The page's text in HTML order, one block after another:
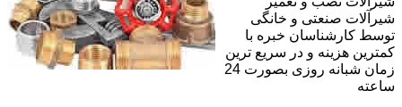
شیرآلات صنعتی و خانگی
توسط کارشناسان خبره با
کمترین هزینه و در سریع ترین
زمان شبانه روزی بصورت 24
ساعته